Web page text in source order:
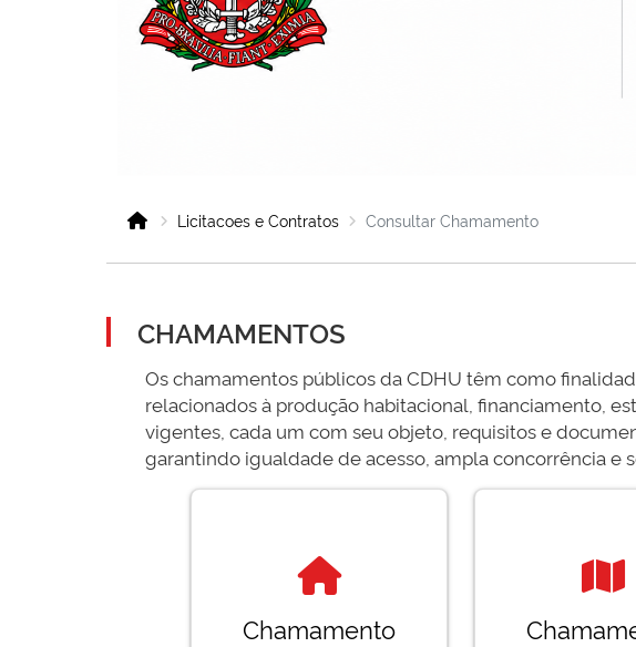
Licitacoes e Contratos Consultar Chamamento
CHAMAMENTOS
Os chamamentos públicos da CDHU têm como
relacionados à produção habitacional, financiamento,
vigentes, cada um com seu objeto, requisitos e
garantindo igualdade de acesso, ampla concorrência e
Chamamento